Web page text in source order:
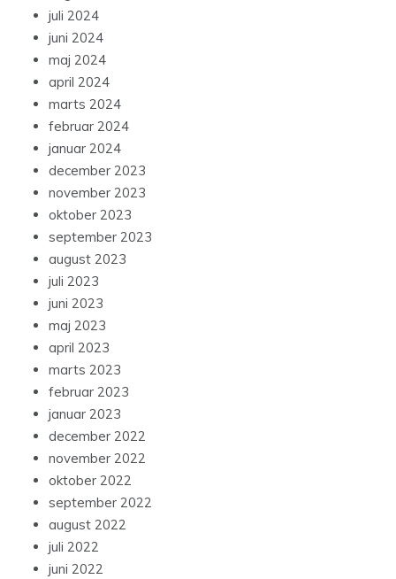
juli 2024
juni 2024
maj 2024
april 2024
marts 2024
februar 2024
januar 2024
december 2023
november 2023
oktober 2023
september 2023
august 2023
juli 2023
juni 2023
maj 2023
april 2023
marts 2023
februar 2023
januar 2023
december 2022
november 2022
oktober 2022
september 2022
august 2022
juli 2022
juni 2022